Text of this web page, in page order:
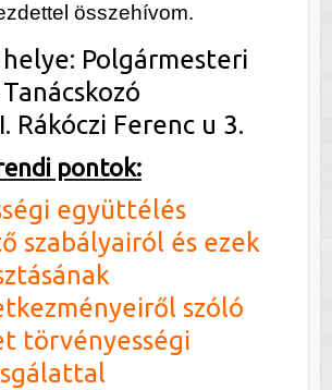
összehívom.
Polgármesteri
Rákóczi Ferenc u 3.
pontok:
együttélés
szabályairól és ezek
szóló
törvényességi